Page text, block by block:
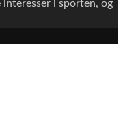
i sporten, og